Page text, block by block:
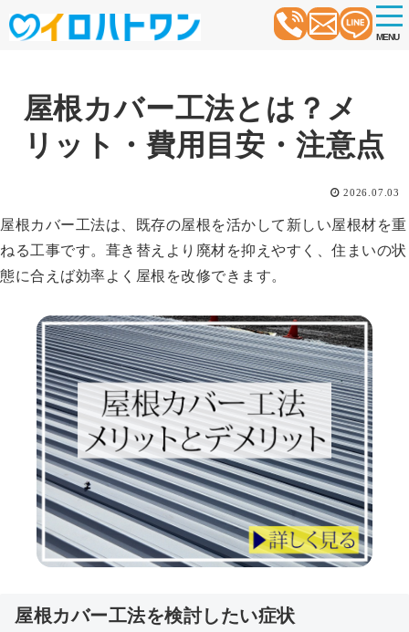
t
o
g
t
i
o
n
MENU
屋根カバー工法とは？メ
リット・費用目安・注意点
2026.07.03
屋根カバー工法は、既存の屋根を活かして新しい屋根材を重
ねる工事です。葺き替えより廃材を抑えやすく、住まいの状
態に合えば効率よく屋根を改修できます。
屋根カバー工法を検討したい症状